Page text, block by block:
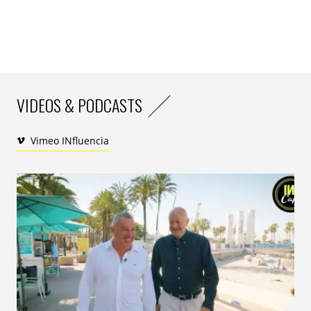
Une autre étude publiée récemment sur la même
thématique a révélé que la proportion de production
fossile utilisée dans les process d’échange de bitcoin
était bien plus élevée qu’anticipé. L’indice de
consommation électrique de bitcoin de l’université de
Cambridge suit depuis longtemps l’estimation de la
consommation électrique du réseau. Depuis un mois,
ses têtes pensantes ont dévoilé une carte interactive
permettant de comprendre la répartition
géographique des « mineurs » de bitcoins. En
VIDEOS & PODCASTS
Vimeo INfluencia